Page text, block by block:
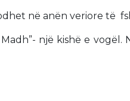
në anën veriore të
Madh”- një kishë e